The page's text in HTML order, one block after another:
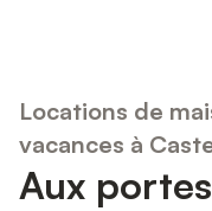
Locations de
vacances à
Aux